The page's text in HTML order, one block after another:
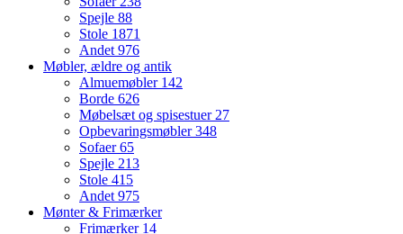
Spejle 88
Stole 1871
Andet 976
Møbler, ældre og antik
Almuemøbler 142
Borde 626
Møbelsæt og spisestuer 27
Opbevaringsmøbler348
Sofaer65
Spejle 213
Stole 415
Andet 975
Mønter & Frimærker
Frimærker 14